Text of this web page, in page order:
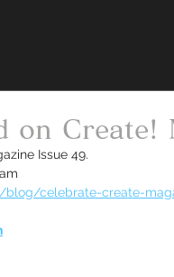
on Create!
Issue 49.
celebrate-create-